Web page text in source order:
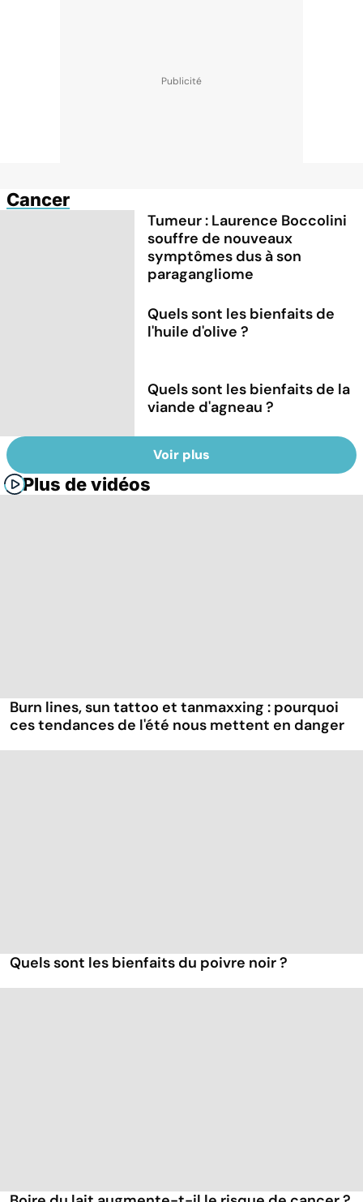
Cancer
Tumeur : Laurence Boccolini
souffre de nouveaux
symptômes dus à son
paragangliome
Quels sont les bienfaits de
l'huile d'olive ?
Quels sont les bienfaits de la
viande d'agneau ?
Voir plus
Plus de vidéos
Burn lines, sun tattoo et tanmaxxing : pourquoi
ces tendances de l'été nous mettent en danger
Quels sont les bienfaits du poivre noir ?